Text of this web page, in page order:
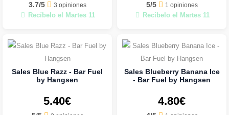
3.7/5 3 opiniones
Recíbelo el Martes 11
5/5 1 opiniones
Recíbelo el Martes 11
Sales Blue Razz - Bar Fuel
by Hangsen
5.40€
Sales Blueberry Banana Ice
- Bar Fuel by Hangsen
4.80€